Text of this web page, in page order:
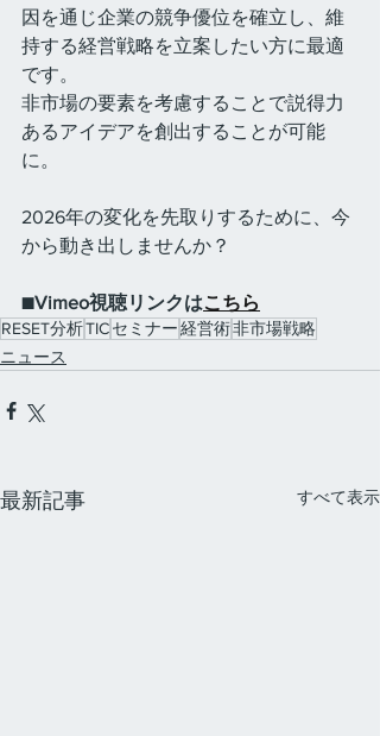
因を通じ企業の競争優位を確立し、維
持する経営戦略を立案したい方に最適
です。
非市場の要素を考慮することで説得力
あるアイデアを創出することが可能
に。
2026年の変化を先取りするために、今
から動き出しませんか？
■Vimeo視聴リンクはこちら
RESET分析TICセミナー経営術非市場戦略
ニュース
最新記事 すべて表示